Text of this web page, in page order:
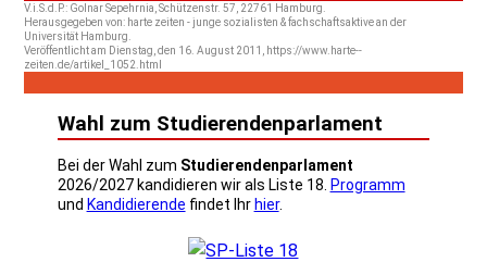
V.i.S.d.P.: Golnar Sepehrnia, Schützenstr. 57, 22761 Hamburg.
Herausgegeben von: harte zeiten - junge sozialisten & fachschaftsaktive an der
Universität Hamburg.
Veröffentlicht am Dienstag, den 16. August 2011, https://www.harte--
zeiten.de/artikel_1052.html
Wahl zum Studierendenparlament
Bei der Wahl zum Studierendenparlament
2026/2027 kandidieren wir als Liste 18. Programm
und Kandidierende findet Ihr hier.